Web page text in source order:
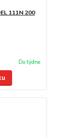
111N 200
Do týdne